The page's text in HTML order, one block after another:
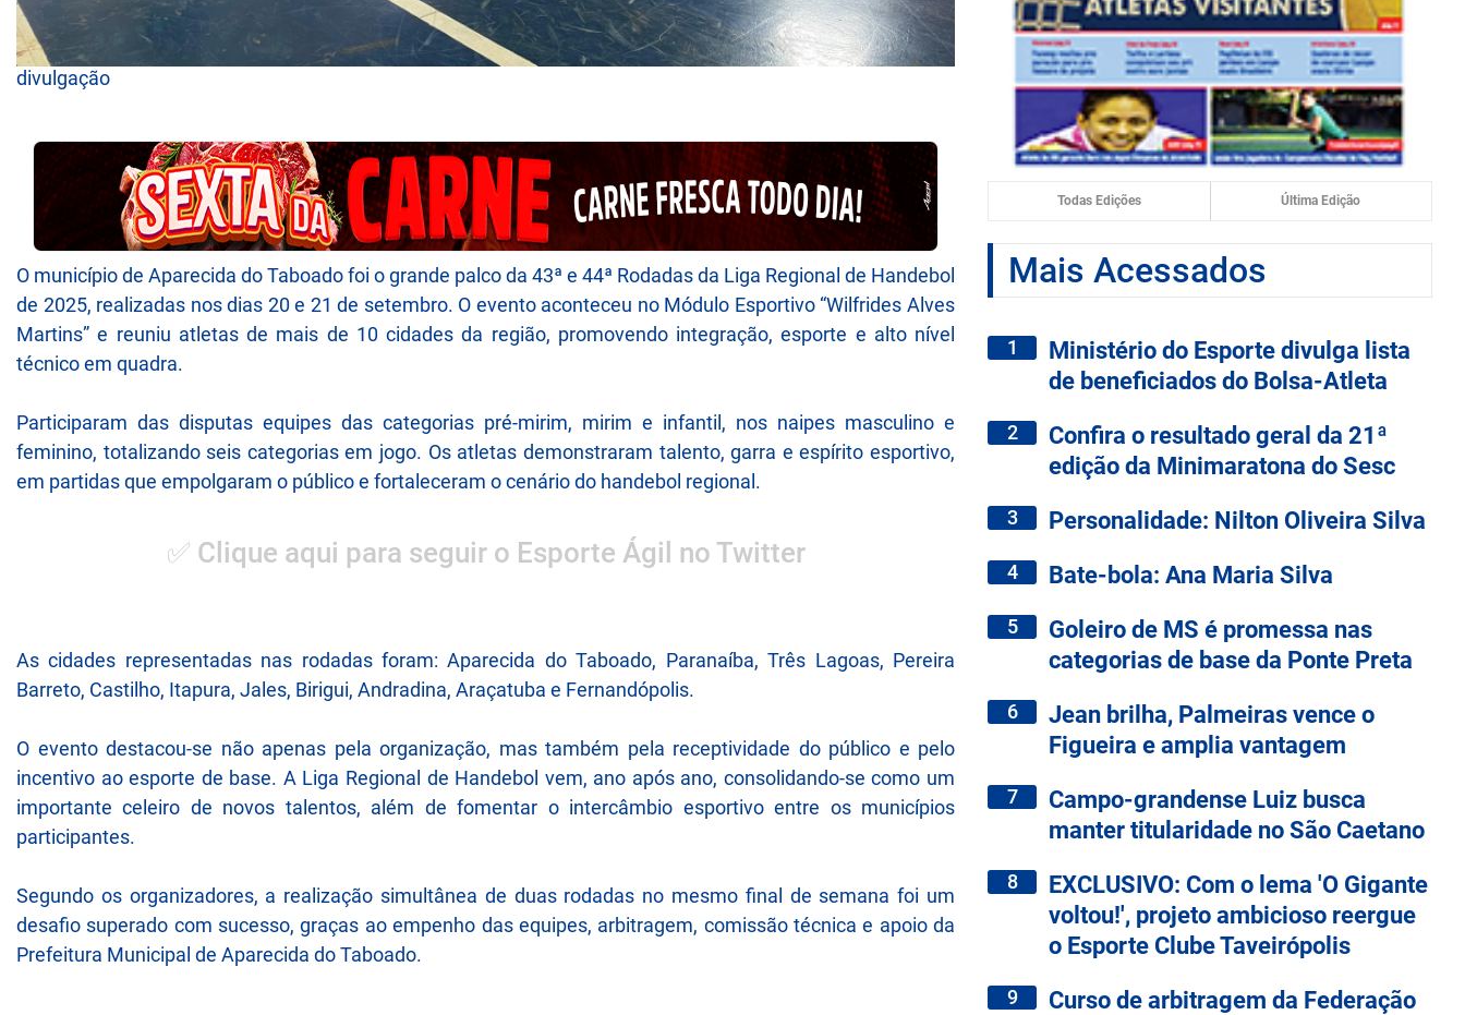
divulgação
O município de Aparecida do Taboado foi o grande palco da 43ª e 44ª Rodadas da Liga Regional de Handebol
de 2025, realizadas nos dias 20 e 21 de setembro. O evento aconteceu no Módulo Esportivo “Wilfrides Alves
Martins” e reuniu atletas de mais de 10 cidades da região, promovendo integração, esporte e alto nível
técnico em quadra.
Participaram das disputas equipes das categorias pré-mirim, mirim e infantil, nos naipes masculino e
feminino, totalizando seis categorias em jogo. Os atletas demonstraram talento, garra e espírito esportivo,
em partidas que empolgaram o público e fortaleceram o cenário do handebol regional.
✅ Clique aqui para seguir o Esporte Ágil no Twitter
As cidades representadas nas rodadas foram: Aparecida do Taboado, Paranaíba, Três Lagoas, Pereira
Barreto, Castilho, Itapura, Jales, Birigui, Andradina, Araçatuba e Fernandópolis.
O evento destacou-se não apenas pela organização, mas também pela receptividade do público e pelo
incentivo ao esporte de base. A Liga Regional de Handebol vem, ano após ano, consolidando-se como um
importante celeiro de novos talentos, além de fomentar o intercâmbio esportivo entre os municípios
participantes.
Segundo os organizadores, a realização simultânea de duas rodadas no mesmo final de semana foi um
desafio superado com sucesso, graças ao empenho das equipes, arbitragem, comissão técnica e apoio da
Prefeitura Municipal de Aparecida do Taboado.
Todas Edições Última Edição
Mais Acessados
1
Ministério do Esporte divulga lista
de beneficiados do Bolsa-Atleta
2
Confira o resultado geral da 21ª
edição da Minimaratona do Sesc
3 Personalidade: Nilton Oliveira Silva
4 Bate-bola: Ana Maria Silva
5
Goleiro de MS é promessa nas
categorias de base da Ponte Preta
6
Jean brilha, Palmeiras vence o
Figueira e amplia vantagem
7
Campo-grandense Luiz busca
manter titularidade no São Caetano
8
EXCLUSIVO: Com o lema 'O Gigante
voltou!', projeto ambicioso reergue
o Esporte Clube Taveirópolis
9
Curso de arbitragem da Federação